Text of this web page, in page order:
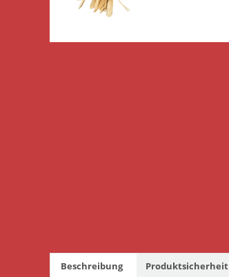
Beschreibung Produktsicherheit